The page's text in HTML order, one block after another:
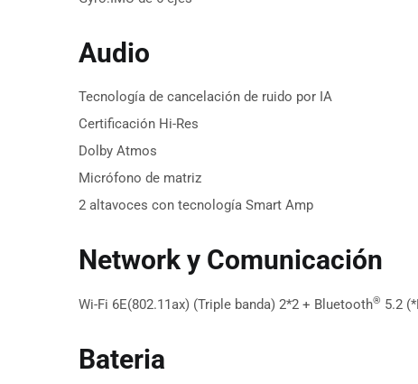
Audio
Tecnología de cancelación de ruido por IA
Certificación Hi-Res
Dolby Atmos
Micrófono de matriz
2 altavoces con tecnología Smart Amp
Network y Comunicación
Wi-Fi 6E(802.11ax) (Triple banda) 2*2 + Bluetooth® 5.2
Bateria